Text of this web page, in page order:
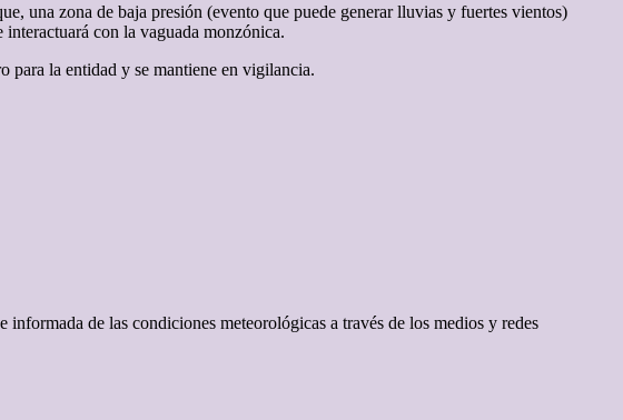
una zona de baja presión (evento que puede generar lluvias y fuertes vientos)
con la vaguada monzónica.
para la entidad y se mantiene en vigilancia.
de las condiciones meteorológicas a través de los medios y redes